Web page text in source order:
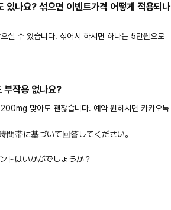
있나요? 섞으면 이벤트가격 어떻게 적용되나
실 수 있습니다. 섞어서 하시면 하나는 5만원으로
작용 없나요?
맞아도 괜찮습니다. 예약 원하시면 카카오톡
間帯に基づいて回答してください。
トはいかがでしょうか？